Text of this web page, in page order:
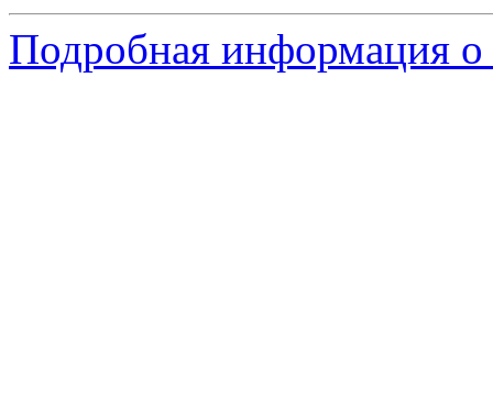
Подробная информация